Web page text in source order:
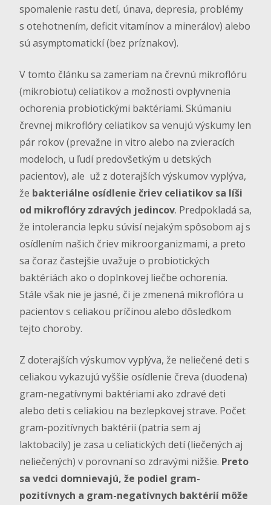
spomalenie rastu detí, únava, depresia, problémy
s otehotnením, deficit vitamínov a minerálov) alebo
sú asymptomatickí (bez príznakov).
V tomto článku sa zameriam na črevnú mikroflóru
(mikrobiotu) celiatikov a možnosti ovplyvnenia
ochorenia probiotickými baktériami. Skúmaniu
črevnej mikroflóry celiatikov sa venujú výskumy len
pár rokov (prevažne in vitro alebo na zvieracích
modeloch, u ľudí predovšetkým u detských
pacientov), ale už z doterajších výskumov vyplýva,
že bakteriálne osídlenie čriev celiatikov sa líši
od mikroflóry zdravých jedincov. Predpokladá sa,
že intolerancia lepku súvisí nejakým spôsobom aj s
osídlením našich čriev mikroorganizmami, a preto
sa čoraz častejšie uvažuje o probiotických
baktériách ako o doplnkovej liečbe ochorenia.
Stále však nie je jasné, či je zmenená mikroflóra u
pacientov s celiakou príčinou alebo dôsledkom
tejto choroby.
Z doterajších výskumov vyplýva, že neliečené deti s
celiakou vykazujú vyššie osídlenie čreva (duodena)
gram-negatívnymi baktériami ako zdravé deti
alebo deti s celiakiou na bezlepkovej strave. Počet
gram-pozitívnych baktérii (patria sem aj
laktobacily) je zasa u celiatických detí (liečených aj
neliečených) v porovnaní so zdravými nižšie. Preto
sa vedci domnievajú, že podiel gram-
pozitívnych a gram-negatívnych baktérií môže